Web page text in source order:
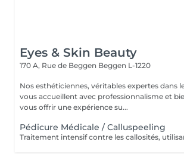
Eyes & Skin Beauty
170 A, Rue de Beggen Beggen L-1220
Nos esthéticiennes, véritables expertes dans
vous accueillent avec professionnalisme et
vous offrir une expérience su...
Pédicure Médicale / Calluspeeling